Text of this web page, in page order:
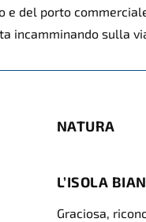
e del porto
incamminando sulla
NATURA
L’ISOLA
Graciosa,